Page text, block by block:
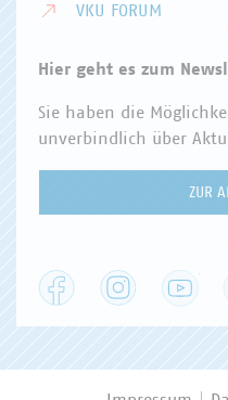
VKU FORUM
Hier geht es zum
Sie haben die
unverbindlich über
ZUR
Facebook Instagram